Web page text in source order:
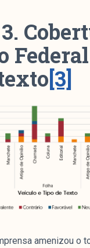
[3]
amenizou o